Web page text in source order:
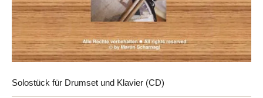
Solostück für Drumset und Klavier (CD)